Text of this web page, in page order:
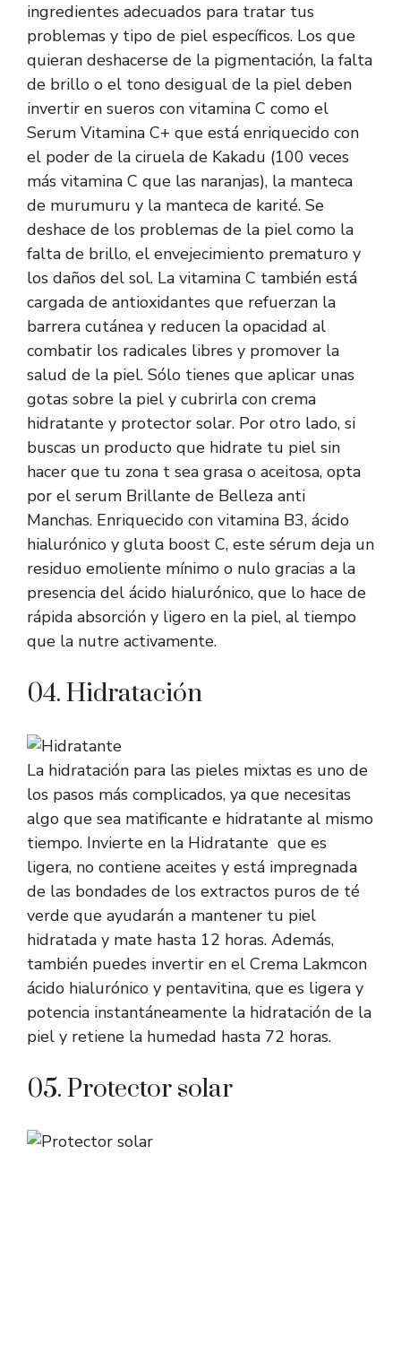
ingredientes adecuados para tratar tus
problemas y tipo de piel específicos. Los que
quieran deshacerse de la pigmentación, la falta
de brillo o el tono desigual de la piel deben
invertir en sueros con vitamina C como el
Serum Vitamina C+ que está enriquecido con
el poder de la ciruela de Kakadu (100 veces
más vitamina C que las naranjas), la manteca
de murumuru y la manteca de karité. Se
deshace de los problemas de la piel como la
falta de brillo, el envejecimiento prematuro y
los daños del sol. La vitamina C también está
cargada de antioxidantes que refuerzan la
barrera cutánea y reducen la opacidad al
combatir los radicales libres y promover la
salud de la piel. Sólo tienes que aplicar unas
gotas sobre la piel y cubrirla con crema
hidratante y protector solar. Por otro lado, si
buscas un producto que hidrate tu piel sin
hacer que tu zona t sea grasa o aceitosa, opta
por el serum Brillante de Belleza anti
Manchas. Enriquecido con vitamina B3, ácido
hialurónico y gluta boost C, este sérum deja un
residuo emoliente mínimo o nulo gracias a la
presencia del ácido hialurónico, que lo hace de
rápida absorción y ligero en la piel, al tiempo
que la nutre activamente.
04. Hidratación
La hidratación para las pieles mixtas es uno de
los pasos más complicados, ya que necesitas
algo que sea matificante e hidratante al mismo
tiempo. Invierte en la Hidratante que es
ligera, no contiene aceites y está impregnada
de las bondades de los extractos puros de té
verde que ayudarán a mantener tu piel
hidratada y mate hasta 12 horas. Además,
también puedes invertir en el Crema Lakmcon
ácido hialurónico y pentavitina, que es ligera y
potencia instantáneamente la hidratación de la
piel y retiene la humedad hasta 72 horas.
05. Protector solar